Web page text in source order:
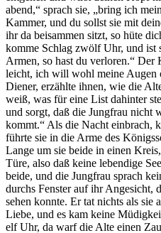
abend,“ sprach sie, „bring ich
Kammer, und du sollst sie mit
ihr da beisammen sitzt, so hüte
komme Schlag zwölf Uhr, und ist
Armen, so hast du verloren.“ Der
leicht, ich will wohl meine Augen
Diener, erzählte ihnen, wie die
weiß, was für eine List dahinter
und sorgt, daß die Jungfrau nicht
kommt.“ Als die Nacht einbrach,
führte sie in die Arme des
Lange um sie beide in einen
Türe, also daß keine lebendige
beide, und die Jungfrau sprach
durchs Fenster auf ihr Angesicht,
sehen konnte. Er tat nichts als sie
Liebe, und es kam keine
elf Uhr, da warf die Alte einen